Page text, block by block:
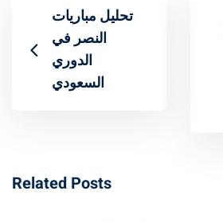
تحليل مباريات
الدوري
السعودي
Related Posts